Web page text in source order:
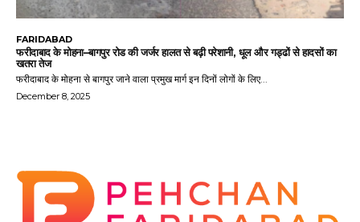
FARIDABAD
फरीदाबाद के मोहना–बागपुर रोड की जर्जर हालत से बढ़ी परेशानी, धूल और गड्ढों से हादसों का
खतरा तेज
फरीदाबाद के मोहना से बागपुर जाने वाला प्रमुख मार्ग इन दिनों लोगों के लिए...
December 8, 2025